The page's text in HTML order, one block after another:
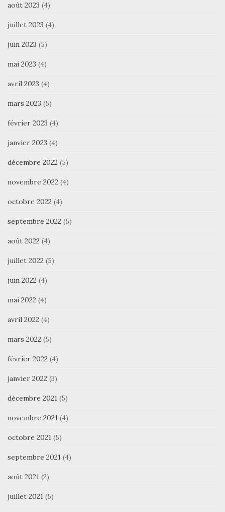
août 2023 (4)
juillet 2023 (4)
juin 2023 (5)
mai 2023 (4)
avril 2023 (4)
mars 2023 (5)
février 2023 (4)
janvier 2023 (4)
décembre 2022 (5)
novembre 2022 (4)
octobre 2022 (4)
septembre 2022 (5)
août 2022 (4)
juillet 2022 (5)
juin 2022 (4)
mai 2022 (4)
avril 2022 (4)
mars 2022 (5)
février 2022 (4)
janvier 2022 (3)
décembre 2021 (5)
novembre 2021 (4)
octobre 2021 (5)
septembre 2021 (4)
août 2021 (2)
juillet 2021 (5)